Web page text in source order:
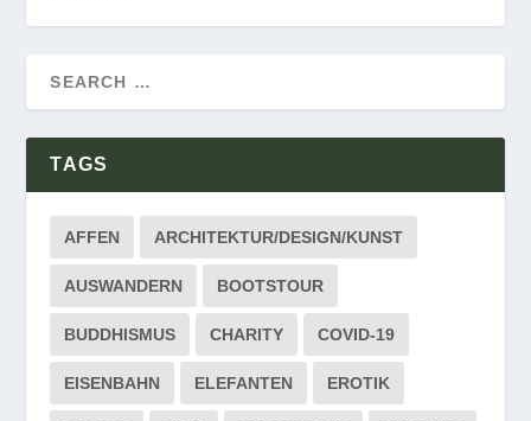
TAGS
AFFEN ARCHITEKTUR/DESIGN/KUNST
AUSWANDERN BOOTSTOUR
BUDDHISMUS CHARITY COVID-19
EISENBAHN ELEFANTEN EROTIK